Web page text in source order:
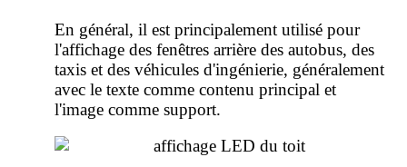
En général, il est principalement utilisé pour
l'affichage des fenêtres arrière des autobus, des
taxis et des véhicules d'ingénierie, généralement
avec le texte comme contenu principal et
l'image comme support.